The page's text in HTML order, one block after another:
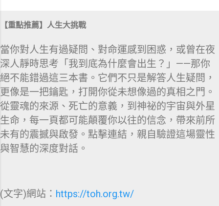
【重點推薦】人生大挑戰
當你對人生有過疑問、對命運感到困惑，或曾在夜
深人靜時思考「我到底為什麼會出生？」——那你
絕不能錯過這三本書。它們不只是解答人生疑問，
更像是一把鑰匙，打開你從未想像過的真相之門。
從靈魂的來源、死亡的意義，到神祕的宇宙與外星
生命，每一頁都可能顛覆你以往的信念，帶來前所
未有的震撼與啟發。點擊連結，親自驗證這場靈性
與智慧的深度對話。
(文字)網站： https://toh.org.tw/